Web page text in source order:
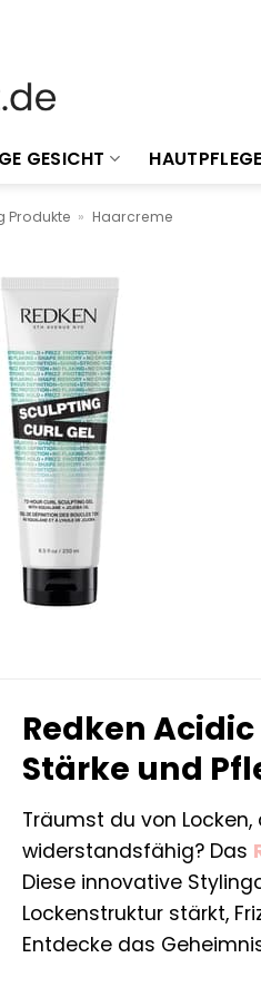
GESICHT
Produkte » Haarcreme
Redken
Stärke und
Träumst du von
widerstandsfähig? Das
Diese innovative
Lockenstruktur stärkt,
Entdecke das